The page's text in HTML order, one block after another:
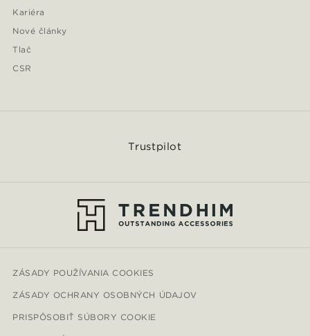
Kariéra
Nové články
Tlač
CSR
Trustpilot
ZÁSADY POUŽÍVANIA COOKIES
ZÁSADY OCHRANY OSOBNÝCH ÚDAJOV
PRISPÔSOBIŤ SÚBORY COOKIE